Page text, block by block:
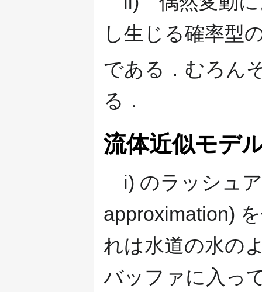
し生じる確率型
である．むろん
る．
流体近似モデ
i) のラッシュ
approximation)
れは水道の水の
バッファに入っ